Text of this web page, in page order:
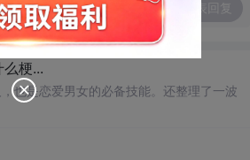
梗...
也是恋爱男女的必备技能。还整理了一波